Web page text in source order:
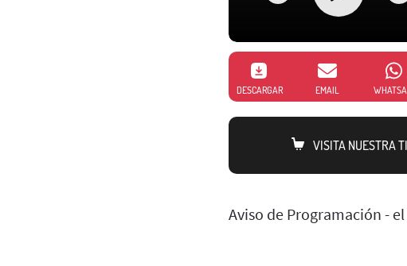
DESCARGAR EMAIL
VISITA NUESTRA
Aviso de Programación -